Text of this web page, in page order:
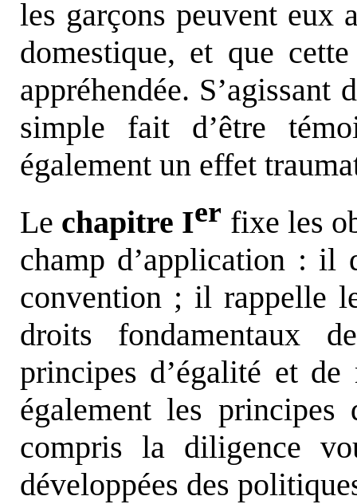
les garçons peuvent eux
domestique, et que
appréhendée.
simple fait d’être
également un effet
Le chapitre Ier fixe les
champ d’application : il
convention ; il rappelle
droits fondamentaux
principes d’égalité et
également les
compris la diligence
développées des